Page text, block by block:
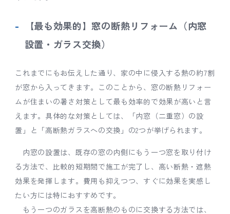
【最も効果的】窓の断熱リフォーム（内窓
設置・ガラス交換）
これまでにもお伝えした通り、家の中に侵入する熱の約7割
が窓から入ってきます。このことから、窓の断熱リフォー
ムが住まいの暑さ対策として最も効率的で効果が高いと言
えます。具体的な対策としては、「内窓（二重窓）の設
置」と「高断熱ガラスへの交換」の2つが挙げられます。
内窓の設置は、既存の窓の内側にもう一つ窓を取り付け
る方法で、比較的短期間で施工が完了し、高い断熱・遮熱
効果を発揮します。費用も抑えつつ、すぐに効果を実感し
たい方には特におすすめです。
もう一つのガラスを高断熱のものに交換する方法では、